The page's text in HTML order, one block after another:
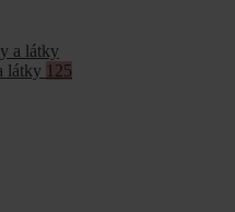
látky 125